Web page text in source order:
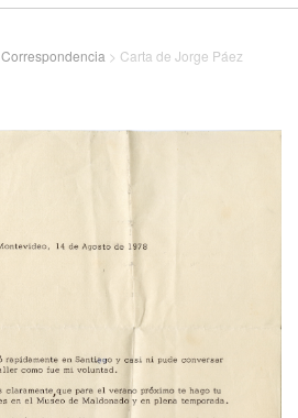
Correspondencia > Carta de Jorge Páez